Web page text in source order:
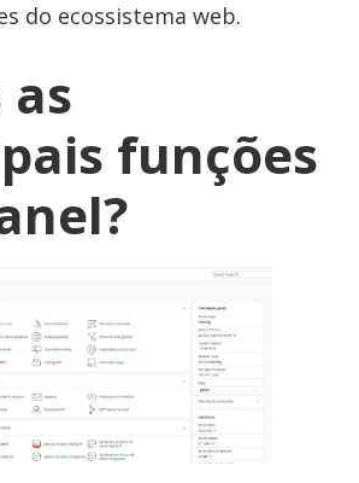
do ecossistema web.
as
funções